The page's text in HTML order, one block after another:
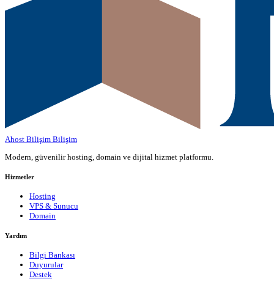
Ahost Bilişim Bilişim
Modern, güvenilir hosting, domain ve dijital hizmet platformu.
Hizmetler
Hosting
VPS & Sunucu
Domain
Yardım
Bilgi Bankası
Duyurular
Destek